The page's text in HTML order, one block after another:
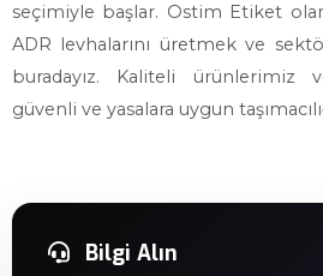
seçimiyle başlar. Ostim Etiket
ADR levhalarını üretmek ve
buradayız. Kaliteli ürünlerimiz
güvenli ve yasalara uygun
Bilgi Alın